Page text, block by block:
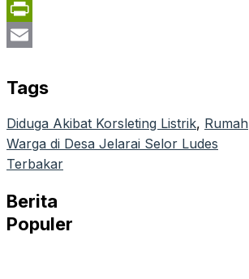
Telegram
PrintFriendly
Tags
Diduga Akibat Korsleting Listrik, Rumah
Warga di Desa Jelarai Selor Ludes
Terbakar
Berita
Populer